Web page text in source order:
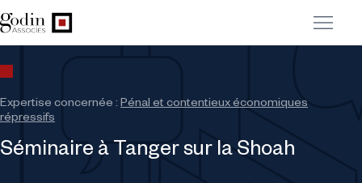
Séminaire à Tanger sur la Shoah
Expertise concernée : Pénal et contentieux économiques
répressifs